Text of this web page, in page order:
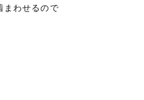
まわせるので